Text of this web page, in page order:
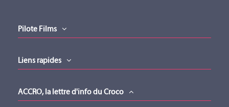
Compatible avec Slot
DIRECTOUT
TECHNOLOGIES
(ESSENTIAL)
(ESSENTIAL)
TECHNOLOGIES
Pilote Films
Liens rapides
ACCRO, la lettre d'info du Croco